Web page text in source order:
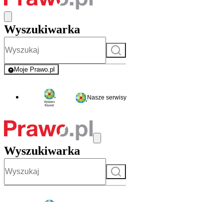
Wyszukiwarka
Szukaj
Moje Prawo.pl
- rejestracja i logowanie do serwisu
Nasze serwisy
Wyszukiwarka
Szukaj